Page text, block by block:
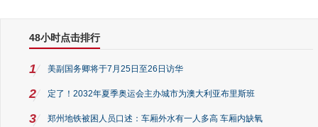
48小时点击排行
1 美副国务卿将于7月25日至26日访华
2 定了！2032年夏季奥运会主办城市为澳大利亚布里斯班
3 郑州地铁被困人员口述：车厢外水有一人多高 车厢内缺氧